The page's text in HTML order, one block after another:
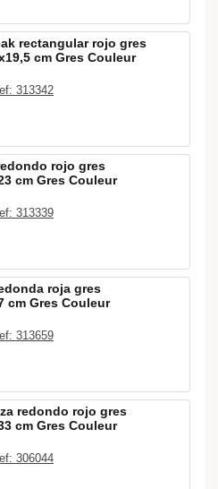
rectangular rojo gres
cm Gres Couleur
313342
rojo gres
cm Gres Couleur
313339
roja gres
cm Gres Couleur
313659
redondo rojo gres
cm Gres Couleur
306044